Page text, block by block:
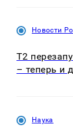
Новости
Т2
– теперь и
Наука